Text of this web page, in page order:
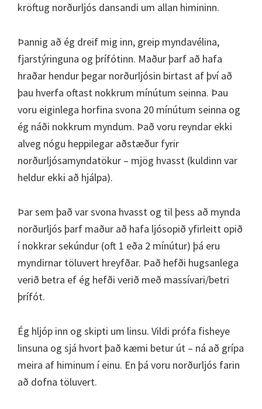
kröftug norðurljós dansandi um allan himininn.
Þannig að ég dreif mig inn, greip myndavélina,
fjarstýringuna og þrífótinn. Maður þarf að hafa
hraðar hendur þegar norðurljósin birtast af því að
þau hverfa oftast nokkrum mínútum seinna. Þau
voru eiginlega horfina svona 20 mínútum seinna og
ég náði nokkrum myndum. Það voru reyndar ekki
alveg nógu heppilegar aðstæður fyrir
norðurljósamyndatökur – mjög hvasst (kuldinn var
heldur ekki að hjálpa).
Þar sem það var svona hvasst og til þess að mynda
norðurljós þarf maður að hafa ljósopið yfirleitt opið
í nokkrar sekúndur (oft 1 eða 2 mínútur) þá eru
myndirnar töluvert hreyfðar. Það hefði hugsanlega
verið betra ef ég hefði verið með massívari/betri
þrífót.
Ég hljóp inn og skipti um linsu. Vildi prófa fisheye
linsuna og sjá hvort það kæmi betur út – ná að grípa
meira af himinum í einu. En þá voru norðurljós farin
að dofna töluvert.